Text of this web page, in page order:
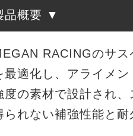
品概要
RACINGのサス
最適化し、アライメ
度の素材で設計され
られない補強性能と耐